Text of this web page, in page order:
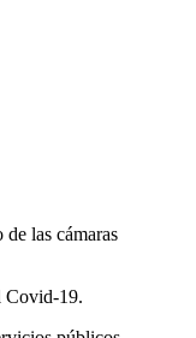
las cámaras
Covid-19.